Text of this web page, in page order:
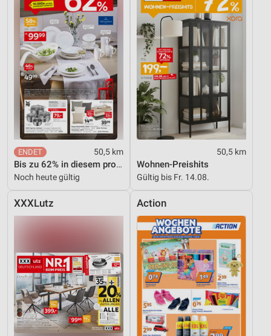
50,5 km
Bis zu 62% in diesem prospekt
Noch heute gültig
50,5 km
Wohnen-Preishits
Gültig bis Fr. 14.08.
XXXLutz Action